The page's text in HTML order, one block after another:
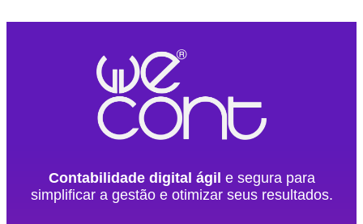
Contabilidade digital ágil e segura para
simplificar a gestão e otimizar seus resultados.